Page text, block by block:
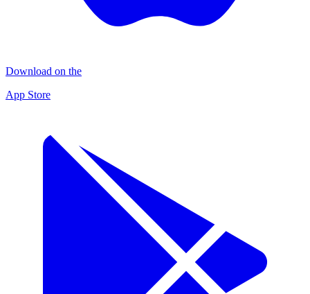
Download on the
App Store